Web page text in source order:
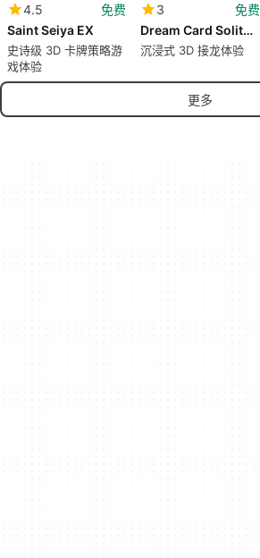
4.5
免费
Saint Seiya EX
史诗级 3D 卡牌策略游
戏体验
3
免费
Dream Card Solitaire 3D
沉浸式 3D 接龙体验
更多